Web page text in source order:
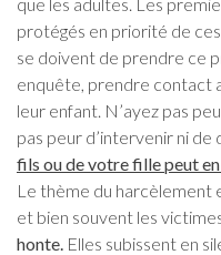
protégés en priorité de
se doivent de prendre ce
enquête, prendre contact
leur enfant. N’ayez pas
pas peur d’intervenir ni de
fils ou de votre fille peut en
Le thème du harcèlement
et bien souvent les
honte. Elles subissent en